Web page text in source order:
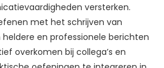
versterken.
met het schrijven van
en professionele berichten
overkomen bij collega’s en